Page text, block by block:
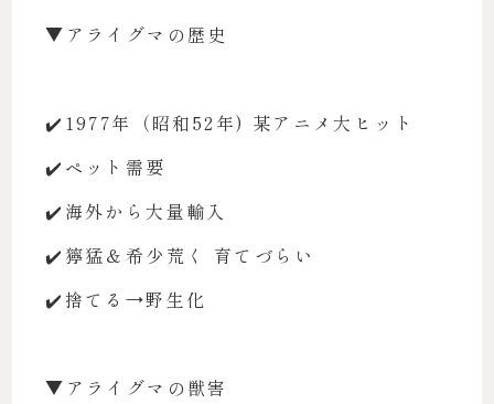
▼アライグマの歴史
✔️1977年（昭和52年) 某アニメ大ヒット
✔️ペット需要
✔️海外から大量輸入
✔️獰猛＆希少荒く 育てづらい
✔️捨てる→野生化
▼アライグマの獣害